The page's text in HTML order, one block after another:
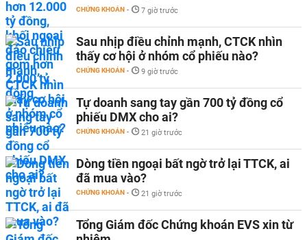
CHỨNG KHOÁN - 7 giờ trước
Sau nhịp điều chỉnh mạnh, CTCK nhìn
thấy cơ hội ở nhóm cổ phiếu nào?
CHỨNG KHOÁN - 9 giờ trước
Tự doanh sang tay gần 700 tỷ đồng cổ
phiếu DMX cho ai?
CHỨNG KHOÁN - 21 giờ trước
Dòng tiền ngoại bất ngờ trở lại TTCK, ai
đã mua vào?
CHỨNG KHOÁN - 21 giờ trước
Tổng Giám đốc Chứng khoán EVS xin từ